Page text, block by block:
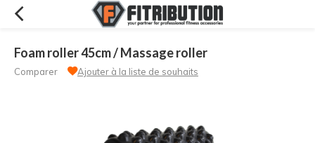
Foam roller 45cm / Massage roller
Comparer Ajouter à la liste de souhaits